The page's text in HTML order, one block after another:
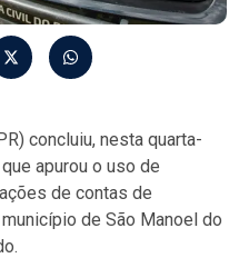
concluiu, nesta quarta-
apurou o uso de
de contas de
de São Manoel do